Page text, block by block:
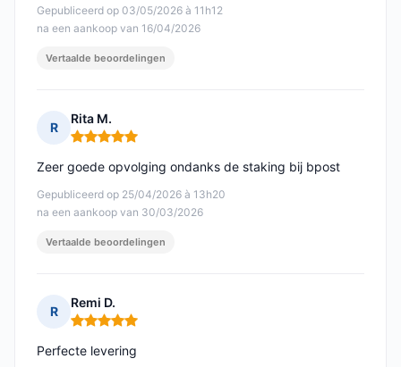
Gepubliceerd op 03/05/2026 à 11h12
na een aankoop van 16/04/2026
Vertaalde beoordelingen
R
Rita M.
Opmerking: 5 van 5
Gepubliceerd op 25/04/2026 à 13h20
na een aankoop van 30/03/2026
Zeer goede opvolging ondanks de staking bij bpost
Vertaalde beoordelingen
R
Remi D.
Opmerking: 5 van 5
Perfecte levering